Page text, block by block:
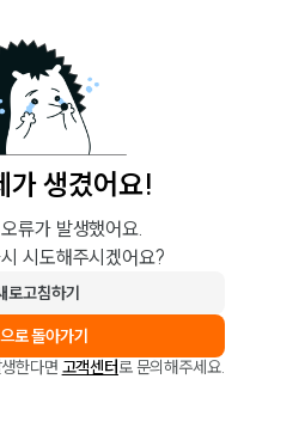
가 생겼어요!
류가 발생했어요.
시도해주시겠어요?
로고침하기
로 돌아가기
한다면 고객센터로 문의해주세요.